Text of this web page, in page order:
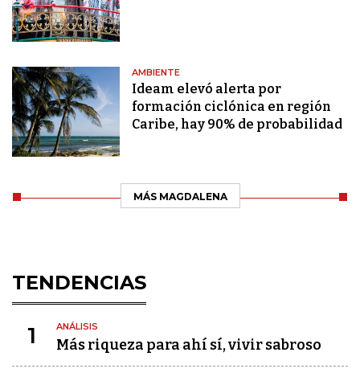
AMBIENTE
Ideam elevó alerta por
formación ciclónica en región
Caribe, hay 90% de probabilidad
MÁS MAGDALENA
TENDENCIAS
1 ANÁLISIS
Más riqueza para ahí sí, vivir sabroso